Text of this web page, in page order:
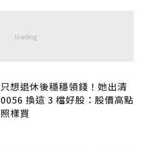
只想退休後穩穩領錢！她出清
0056 換這 3 檔好股：股價高點
照樣買